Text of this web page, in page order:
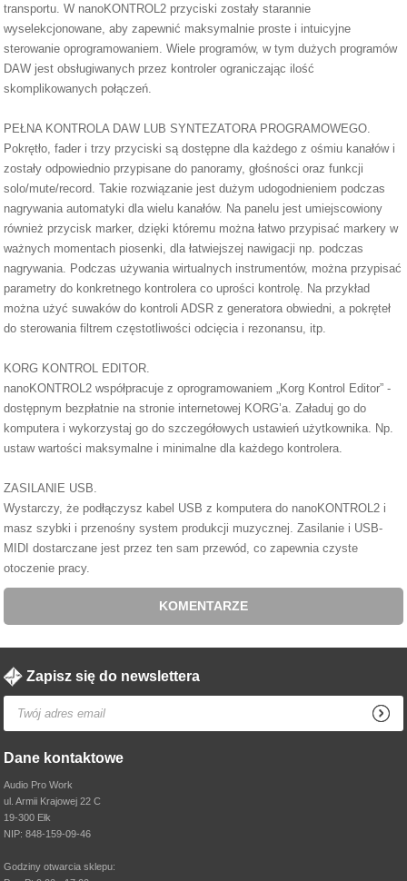
transportu. W nanoKONTROL2 przyciski zostały starannie
wyselekcjonowane, aby zapewnić maksymalnie proste i intuicyjne
sterowanie oprogramowaniem. Wiele programów, w tym dużych programów
DAW jest obsługiwanych przez kontroler ograniczając ilość
skomplikowanych połączeń.
PEŁNA KONTROLA DAW LUB SYNTEZATORA PROGRAMOWEGO.
Pokrętło, fader i trzy przyciski są dostępne dla każdego z ośmiu kanałów i
zostały odpowiednio przypisane do panoramy, głośności oraz funkcji
solo/mute/record. Takie rozwiązanie jest dużym udogodnieniem podczas
nagrywania automatyki dla wielu kanałów. Na panelu jest umiejscowiony
również przycisk marker, dzięki któremu można łatwo przypisać markery w
ważnych momentach piosenki, dla łatwiejszej nawigacji np. podczas
nagrywania. Podczas używania wirtualnych instrumentów, można przypisać
parametry do konkretnego kontrolera co uprości kontrolę. Na przykład
można użyć suwaków do kontroli ADSR z generatora obwiedni, a pokręteł
do sterowania filtrem częstotliwości odcięcia i rezonansu, itp.
KORG KONTROL EDITOR.
nanoKONTROL2 współpracuje z oprogramowaniem „Korg Kontrol Editor” -
dostępnym bezpłatnie na stronie internetowej KORG’a. Załaduj go do
komputera i wykorzystaj go do szczegółowych ustawień użytkownika. Np.
ustaw wartości maksymalne i minimalne dla każdego kontrolera.
ZASILANIE USB.
Wystarczy, że podłączysz kabel USB z komputera do nanoKONTROL2 i
masz szybki i przenośny system produkcji muzycznej. Zasilanie i USB-
MIDI dostarczane jest przez ten sam przewód, co zapewnia czyste
otoczenie pracy.
KOMENTARZE
Zapisz się do newslettera
Dane kontaktowe
Audio Pro Work
ul. Armii Krajowej 22 C
19-300 Ełk
NIP: 848-159-09-46
Godziny otwarcia sklepu: